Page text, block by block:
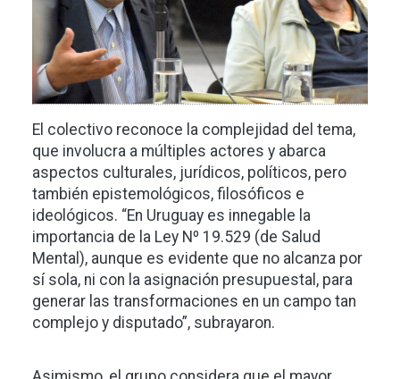
El colectivo reconoce la complejidad del tema,
que involucra a múltiples actores y abarca
aspectos culturales, jurídicos, políticos, pero
también epistemológicos, filosóficos e
ideológicos. “En Uruguay es innegable la
importancia de la Ley Nº 19.529 (de Salud
Mental), aunque es evidente que no alcanza por
sí sola, ni con la asignación presupuestal, para
generar las transformaciones en un campo tan
complejo y disputado”, subrayaron.